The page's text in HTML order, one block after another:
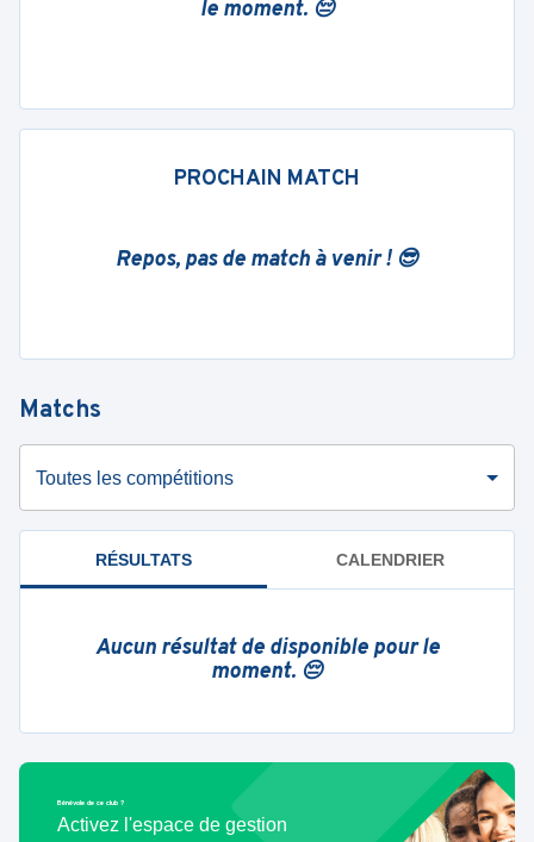
le moment. 😔
PROCHAIN MATCH
Repos, pas de match à venir ! 😎
Matchs
Toutes les compétitions
RÉSULTATS CALENDRIER
Aucun résultat de disponible pour le
moment. 😔
Bénévole de ce club ?
Activez l'espace de gestion